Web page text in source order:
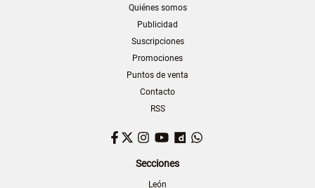
Quiénes somos
Publicidad
Suscripciones
Promociones
Puntos de venta
Contacto
RSS
Facebook
TwitterInstagram
YouTubeDailymotion
Secciones
León